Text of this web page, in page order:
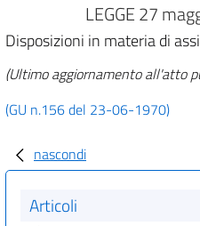
LEGGE 27
Disposizioni in materia di
(Ultimo aggiornamento all'atto
(GU n.156 del 23-06-1970)
nascondi
Articoli